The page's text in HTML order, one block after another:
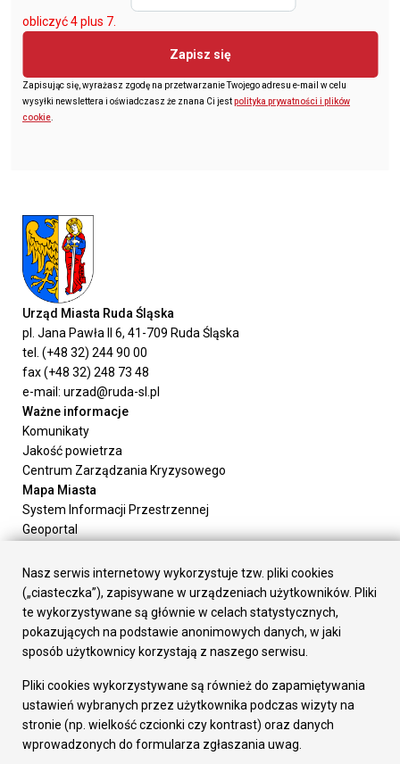
obliczyć 4 plus 7.
Zapisz się
Zapisując się, wyrażasz zgodę na przetwarzanie Twojego adresu e-mail w celu
wysyłki newslettera i oświadczasz że znana Ci jestpolityka prywatności i plików
cookie
Urząd Miasta Ruda Śląska
pl. Jana Pawła II 6, 41-709 Ruda Śląska
tel. (+48 32) 244 90 00
fax (+48 32) 248 73 48
e-mail: urzad@ruda-sl.pl
Ważne informacje
Komunikaty
Jakość powietrza
Centrum Zarządzania Kryzysowego
Mapa Miasta
System Informacji Przestrzennej
Geoportal
Załatw sprawę
Prezydent Miasta
Rada Miasta
Wydziały
Elektroniczna Skrzynka Podawcza
Gospodarka
Fundusze europejskie
Środki krajowe
Oferty inwestycyjne
Nasz serwis internetowy wykorzystuje tzw. pliki cookies
(„ciasteczka”), zapisywane w urządzeniach użytkowników. Pliki
te wykorzystywane są głównie w celach statystycznych,
pokazujących na podstawie anonimowych danych, w jaki
sposób użytkownicy korzystają z naszego serwisu.
Pliki cookies wykorzystywane są również do zapamiętywania
ustawień wybranych przez użytkownika podczas wizyty na
stronie (np. wielkość czcionki czy kontrast) oraz danych
wprowadzonych do formularza zgłaszania uwag.